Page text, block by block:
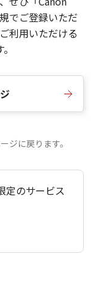
でご登録いただ
利用いただける
ジに戻ります。
定のサービス